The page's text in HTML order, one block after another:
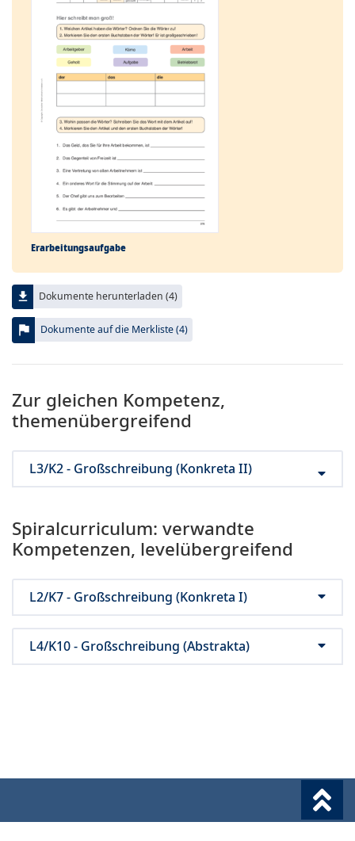
Erarbeitungs­aufgabe
file_download Dokumente herunterladen (4)
flag Dokumente auf die Merkliste (4)
Zur gleichen Kompetenz,
themenübergreifend
L3/K2 - Großschreibung (Konkreta II)
Spiralcurriculum: verwandte
Kompetenzen, levelübergreifend
L2/K7 - Großschreibung (Konkreta I)
L4/K10 - Großschreibung (Abstrakta)